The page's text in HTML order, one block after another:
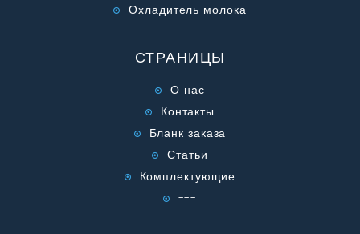
Охладитель молока
СТРАНИЦЫ
О нас
Контакты
Бланк заказа
Статьи
Комплектующие
---